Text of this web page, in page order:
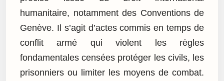
humanitaire, notamment des Conventions de
Genève. Il s’agit d’actes commis en temps de
conflit armé qui violent les règles
fondamentales censées protéger les civils, les
prisonniers ou limiter les moyens de combat.